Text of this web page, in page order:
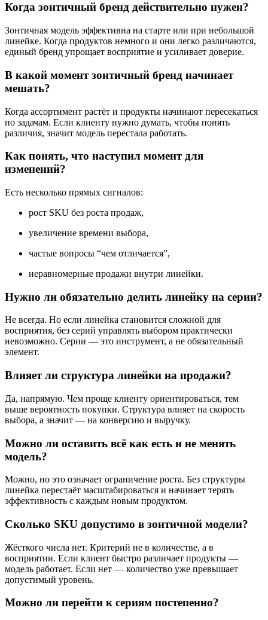
Когда зонтичный бренд действительно нужен?
Зонтичная модель эффективна на старте или при небольшой
линейке. Когда продуктов немного и они легко различаются,
единый бренд упрощает восприятие и усиливает доверие.
В какой момент зонтичный бренд начинает
мешать?
Когда ассортимент растёт и продукты начинают пересекаться
по задачам. Если клиенту нужно думать, чтобы понять
различия, значит модель перестала работать.
Как понять, что наступил момент для
изменений?
Есть несколько прямых сигналов:
рост SKU без роста продаж,
увеличение времени выбора,
частые вопросы “чем отличается”,
неравномерные продажи внутри линейки.
Нужно ли обязательно делить линейку на серии?
Не всегда. Но если линейка становится сложной для
восприятия, без серий управлять выбором практически
невозможно. Серии — это инструмент, а не обязательный
элемент.
Влияет ли структура линейки на продажи?
Да, напрямую. Чем проще клиенту ориентироваться, тем
выше вероятность покупки. Структура влияет на скорость
выбора, а значит — на конверсию и выручку.
Можно ли оставить всё как есть и не менять
модель?
Можно, но это означает ограничение роста. Без структуры
линейка перестаёт масштабироваться и начинает терять
эффективность с каждым новым продуктом.
Сколько SKU допустимо в зонтичной модели?
Жёсткого числа нет. Критерий не в количестве, а в
восприятии. Если клиент быстро различает продукты —
модель работает. Если нет — количество уже превышает
допустимый уровень.
Можно ли перейти к сериям постепенно?